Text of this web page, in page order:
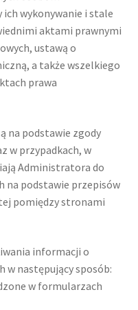
wykonywanie i stale
aktami prawnymi
ustawą o
a także wszelkiego
prawa
na podstawie zgody
w przypadkach, w
Administratora do
na podstawie przepisów
pomiędzy stronami
informacji o
w następujący sposób:
w formularzach